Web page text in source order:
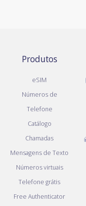
Produtos
eSIM
Números de
Telefone
Catálogo
Chamadas
Mensagens de Texto
Números virtuais
Telefone grátis
Free Authenticator